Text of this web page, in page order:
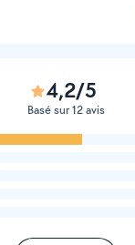
4,2/5
Basé sur 12 avis